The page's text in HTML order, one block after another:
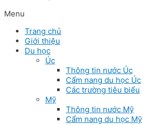
Menu
Trang chủ
Giới thiệu
Du học
Úc
Thông tin nước Úc
Cẩm nang du học Úc
Các trường tiêu biểu
Mỹ
Thông tin nước Mỹ
Cẩm nang du học Mỹ